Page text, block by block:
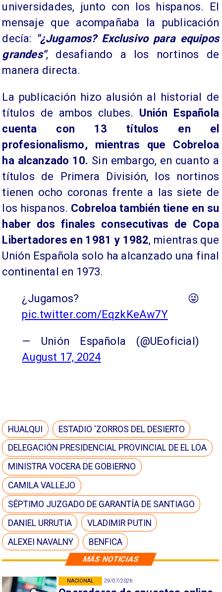
MÁS NOTICIAS
29/07/2026
NACIONAL
universidades, junto con los hispanos. El
mensaje que acompañaba la publicación
decía: "¿Jugamos? Exclusivo para equipos
grandes", desafiando a los nortinos de
manera directa.
La publicación hizo alusión al historial de
títulos de ambos clubes. Unión Española
cuenta con 13 títulos en el
profesionalismo, mientras que Cobreloa
ha alcanzado 10. Sin embargo, en cuanto a
títulos de Primera División, los nortinos
tienen ocho coronas frente a las siete de
los hispanos. Cobreloa también tiene en su
haber dos finales consecutivas de Copa
Libertadores en 1981 y 1982, mientras que
Unión Española solo ha alcanzado una final
continental en 1973.
¿Jugamos? 😜
pic.twitter.com/EqzkKeAw7Y
— Unión Española (@UEoficial)
August 17, 2024
HUALQUI
ESTADIO 'ZORROS DEL DESIERTO
DELEGACIÓN PRESIDENCIAL PROVINCIAL DE EL LOA
MINISTRA VOCERA DE GOBIERNO
CAMILA VALLEJO
SÉPTIMO JUZGADO DE GARANTÍA DE SANTIAGO
DANIEL URRUTIA
VLADIMIR PUTIN
ALEXEI NAVALNY
BENFICA